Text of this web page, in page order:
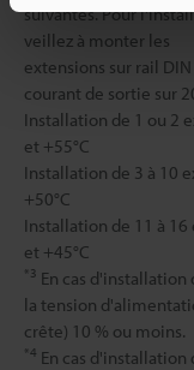
suivantes. Pour
veillez à monter les
extensions sur rail
courant de sortie sur
Installation de 1 ou 2
et +55°C
Installation de 3 à 10
+50°C
Installation de 11 à 16
et +45°C
*3 En cas d'installation
la tension
crête) 10 % ou moins.
*4 En cas d'installation